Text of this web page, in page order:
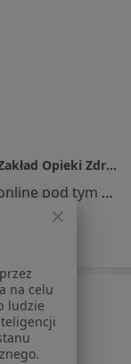
Poradnia Lekarza POZ - Niepubliczny Zakład Opieki Zdrowotnej "MEDYK" Sp. z o.o.
Specjalista nie oferuje umawiania online pod tym adresem.
na celu
ludzie